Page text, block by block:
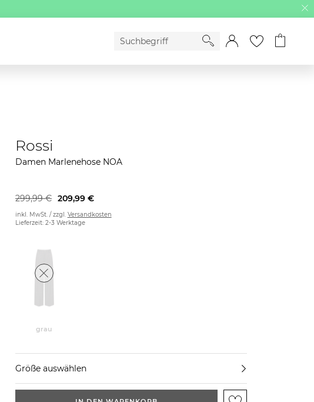
Rossi
Damen Marlenehose NOA
209,99 €
299,99 €
inkl. MwSt. / zzgl. Versandkosten
Lieferzeit: 2-3 Werktage
grau
Größe auswählen